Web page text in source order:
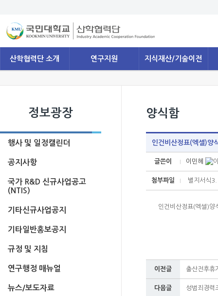
산학협력단 소개 연구지원 지식재산/기술이전
정보광장
행사 및 일정캘린더
공지사항
국가 R&D 신규사업공고
(NTIS)
기타신규사업공지
기타일반홍보공지
규정 및 지침
연구행정 매뉴얼
뉴스/보도자료
양식함
인건비산정표(엑셀)
글쓴이 이민혜
첨부파일 별지서식
인건비산정표(엑셀)
이전글 출산전후휴
다음글 성범죄경력